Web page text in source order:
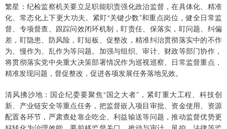
繁星：纪检监察机关要立足职能职责强化政治监督，在具体化、精准
化、常态化上下更大功夫。紧盯“关键少数”和重点岗位，健全日常监
督、专项督查、跟踪问效闭环机制，盯责任、保落实，盯问题、纠偏
差，盯隐患、防风险，盯短板、促整改，精准纠治贯彻落实中的不作
为、慢作为、乱作为等问题。加强与组织、审计、财政等部门协作，
将贯彻落实党中央重大决策部署情况作为巡视巡察、日常监督重点，
精准发现问题，督促整改，促进各项发展任务落地见效。
清风拂沙地：国企纪委要聚焦“国之大者”，紧盯重大工程、科技创
新、产业链安全等重点任务，把监督嵌入项目审批、资金使用、资源
配置各环节，严肃查处靠企吃企、利益输送等问题，推动监督优势更